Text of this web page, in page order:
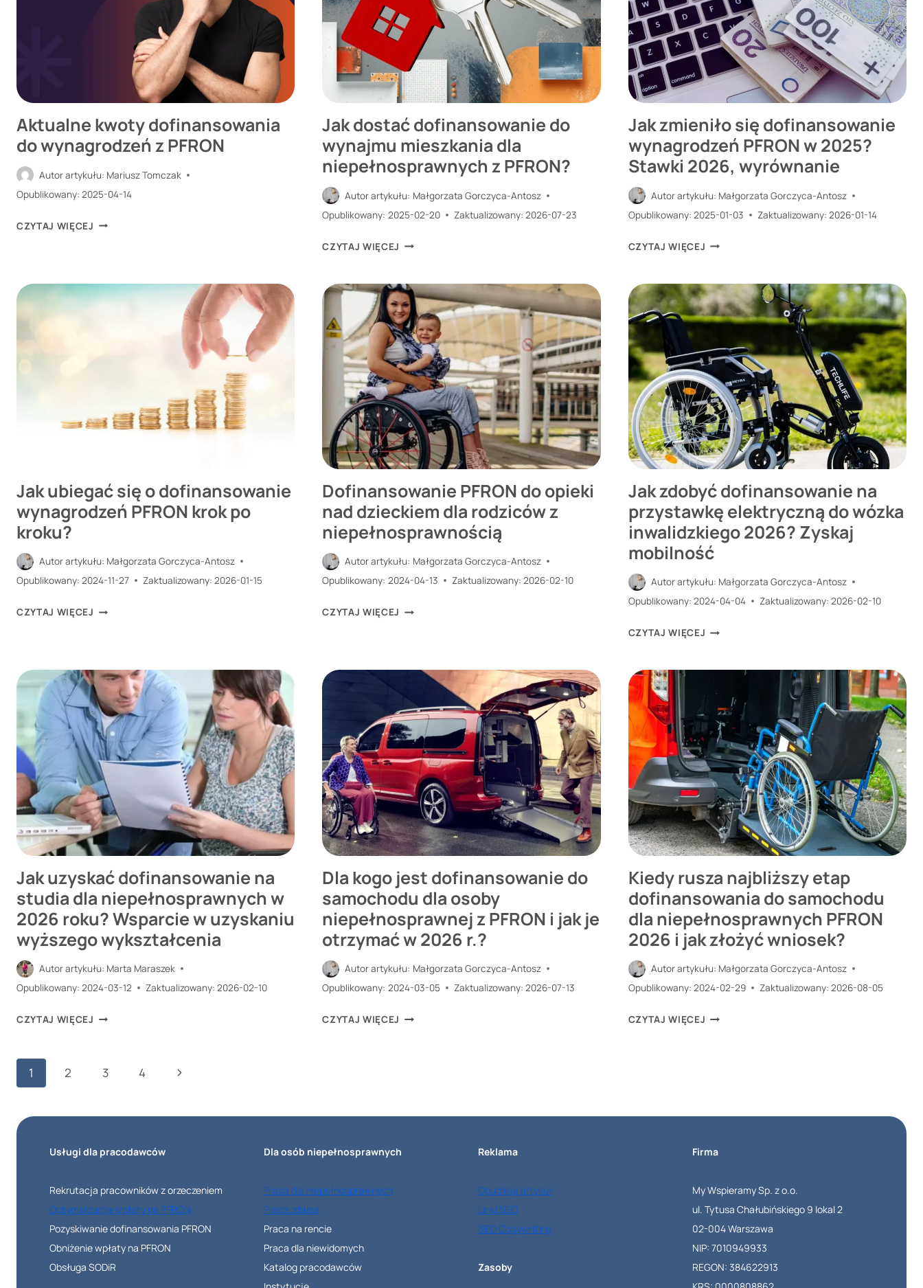
NIEPEŁNOSPRAWNE?
MASZ
AMPUTOWANĄ
KOŃCZYNĘ?
DOFINANSOWANIE
DO
ROWERU
ELEKTRYCZNEGO?
Aktualne kwoty dofinansowania
do wynagrodzeń z PFRON
Autor artykułu: Mariusz Tomczak
Opublikowany: 2025-04-14
CZYTAJ WIĘCEJ AKTUALNE
DO
WYNAGRODZEŃ
Jak dostać dofinansowanie do
wynajmu mieszkania dla
niepełnosprawnych z PFRON?
Autor artykułu: Małgorzata Gorczyca-Antosz
Opublikowany: 2025-02-20 Zaktualizowany: 2026-07-23
CZYTAJ WIĘCEJ JAK
DOFINANSOWANIE
DO
WYNAJMU
MIESZKANIA
DLA
NIEPEŁNOSPRAWNYCH
Z
PFRON?
Jak zmieniło się dofinansowanie
wynagrodzeń PFRON w 2025?
Stawki 2026, wyrównanie
Autor artykułu: Małgorzata Gorczyca-Antosz
Opublikowany: 2025-01-03 Zaktualizowany: 2026-01-14
CZYTAJ WIĘCEJ JAK
SIĘ
DOFINANSOWANIE
WYNAGRODZEŃ
PFRON
W
2025?
STAWKI
2026,
WYRÓWNANIE
Jak ubiegać się o dofinansowanie
wynagrodzeń PFRON krok po
kroku?
Autor artykułu: Małgorzata Gorczyca-Antosz
Opublikowany: 2024-11-27 Zaktualizowany: 2026-01-15
CZYTAJ WIĘCEJ JAK
O
DOFINANSOWANIE
WYNAGRODZEŃ
PFRON
KROK
PO
KROKU?
Dofinansowanie PFRON do opieki
nad dzieckiem dla rodziców z
niepełnosprawnością
Autor artykułu: Małgorzata Gorczyca-Antosz
Opublikowany: 2024-04-13 Zaktualizowany: 2026-02-10
CZYTAJ WIĘCEJ DOFINANSOWANIE
OPIEKI
DZIECKIEM
DLA
RODZICÓW
Z
NIEPEŁNOSPRAWNOŚCIĄ
Jak zdobyć dofinansowanie na
przystawkę elektryczną do wózka
inwalidzkiego 2026? Zyskaj
mobilność
Autor artykułu: Małgorzata Gorczyca-Antosz
Opublikowany: 2024-04-04 Zaktualizowany: 2026-02-10
CZYTAJ WIĘCEJ JAK
DOFINANSOWANIE
PRZYSTAWKĘ
ELEKTRYCZNĄ
DO
WÓZKA
INWALIDZKIEGO
2026?
ZYSKAJ
MOBILNOŚĆ
Jak uzyskać dofinansowanie na
studia dla niepełnosprawnych w
2026 roku? Wsparcie w uzyskaniu
wyższego wykształcenia
Autor artykułu: Marta Maraszek
Opublikowany: 2024-03-12 Zaktualizowany: 2026-02-10
CZYTAJ WIĘCEJ JAK
NA
DLA
W
ROKU?
WSPARCIE
W
UZYSKANIU
WYŻSZEGO
Dla kogo jest dofinansowanie do
samochodu dla osoby
niepełnosprawnej z PFRON i jak je
otrzymać w2026 r.?
Autor artykułu: Małgorzata Gorczyca-Antosz
Opublikowany: 2024-03-05 Zaktualizowany: 2026-07-13
CZYTAJ WIĘCEJ DLA
SAMOCHODU
OSOBY
Kiedy rusza najbliższy etap
dofinansowania do samochodu
dla niepełnosprawnych PFRON
2026 i jak złożyć wniosek?
Autor artykułu: Małgorzata Gorczyca-Antosz
Opublikowany: 2024-02-29 Zaktualizowany: 2026-08-05
CZYTAJ WIĘCEJ KIEDY
DO
DLA
PFRON
2026
I
JAK
ZŁOŻYĆ
Nawigacja
1 2 3 4
Następna
Usługi dla pracodawców
Rekrutacja pracowników z orzeczeniem
Optymalizacja wpłaty na PFRON
Pozyskiwanie dofinansowania PFRON
Obniżenie wpłaty na PFRON
Obsługa SODiR
Dla osób niepełnosprawnych
Praca dla niepełnosprawnych
Praca zdalna
Praca na rencie
Praca dla niewidomych
Katalog pracodawców
Reklama
Opublikuj artykuł
Linki SEO
SEO Copywriting
Zasoby
Firma
My Wspieramy Sp. z o.o.
ul. Tytusa Chałubińskiego 9 lokal 2
02-004 Warszawa
NIP: 7010949933
REGON: 384622913